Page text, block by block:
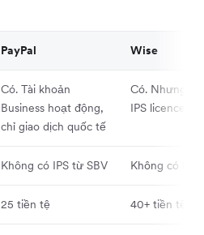
PayPal Wise
Có. Tài khoản
Business hoạt động,
chỉ giao dịch quốc tế
Có. Nhưng
IPS licence từ
Không có IPS từ SBV Không có IPS
25 tiền tệ 40+ tiền tệ